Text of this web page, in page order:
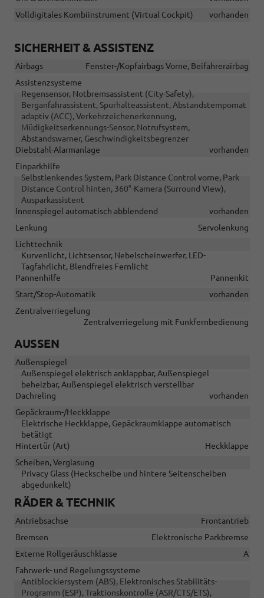
Volldigitales Kombiinstrument (Virtual Cockpit)
vorhanden
SICHERHEIT & ASSISTENZ
Airbags
Fenster-/Kopfairbags Vorne, Beifahrerairbag
Assistenzsysteme
Regensensor, Notbremsassistent (City-Safety),
Berganfahrassistent, Spurhalteassistent, Abstandstempomat
adaptiv (ACC), Verkehrzeichenerkennung,
Müdigkeitserkennungs-Sensor, Notrufsystem,
Abstandswarner, Geschwindigkeitsbegrenzer
Diebstahl-Alarmanlage
vorhanden
Einparkhilfe
Selbstlenkendes System, Park Distance Control vorne, Park
Distance Control hinten, 360°-Kamera (Surround View),
Ausparkassistent
Innenspiegel automatisch abblendend
vorhanden
Lenkung
Servolenkung
Lichttechnik
Kurvenlicht, Lichtsensor, Nebelscheinwerfer, LED-
Tagfahrlicht, Blendfreies Fernlicht
Pannenhilfe
Pannenkit
Start/Stop-Automatik
vorhanden
Zentralverriegelung
Zentralverriegelung mit Funkfernbedienung
AUSSEN
Außenspiegel
Außenspiegel elektrisch anklappbar, Außenspiegel
beheizbar, Außenspiegel elektrisch verstellbar
Dachreling
vorhanden
Gepäckraum-/Heckklappe
Elektrische Heckklappe, Gepäckraumklappe automatisch
betätigt
Hintertür (Art)
Heckklappe
Scheiben, Verglasung
Privacy Glass (Heckscheibe und hintere Seitenscheiben
abgedunkelt)
RÄDER & TECHNIK
Antriebsachse
Frontantrieb
Bremsen
Elektronische Parkbremse
Externe Rollgeräuschklasse
A
Fahrwerk- und Regelungssysteme
Antiblockiersystem (ABS), Elektronisches Stabilitäts-
Programm (ESP), Traktionskontrolle (ASR/CTS/ETS),